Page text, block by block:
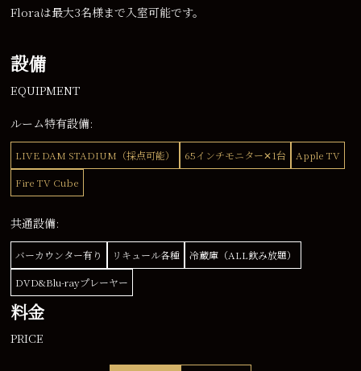
Floraは最大3名様まで入室可能です。
設備
EQUIPMENT
ルーム特有設備:
LIVE DAM STADIUM（採点可能） 65インチモニター✕1台
Apple TV
Fire TV Cube
共通設備:
バーカウンター有り リキュール各種
冷蔵庫（ALL飲み放題）
DVD&Blu-rayプレーヤー
料金
PRICE